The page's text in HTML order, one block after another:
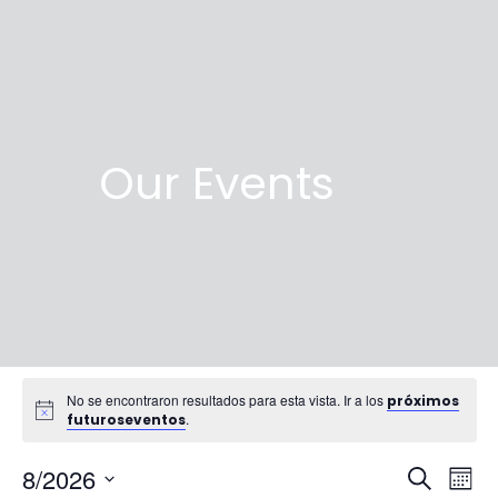
Our Events
No se encontraron resultados para esta vista. Ir a los próximos
futuroseventos.
Buscar
8/2026